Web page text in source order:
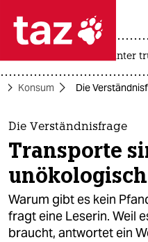
 taz
taz zahl
themen
politik
öko
gesellschaft
usa unter
Konsum Die
Die Verständnisfrage
Transporte
Warum gibt es kein
fragt eine Leserin. Weil
braucht, antwortet ein